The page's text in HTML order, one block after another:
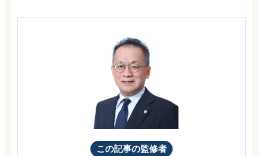
この記事の監修者